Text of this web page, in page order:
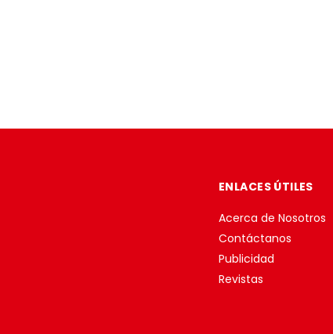
ENLACES ÚTILES
Acerca de Nosotros
Contáctanos
Publicidad
Revistas